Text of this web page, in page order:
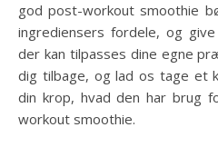
god post-workout smoothie
ingrediensers fordele, og
der kan tilpasses dine egne
dig tilbage, og lad os tage et
din krop, hvad den har brug
workout smoothie.